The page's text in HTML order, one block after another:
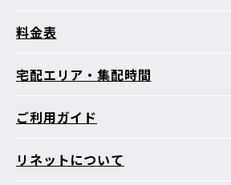
料金表
宅配エリア・集配時間
ご利用ガイド
リネットについて